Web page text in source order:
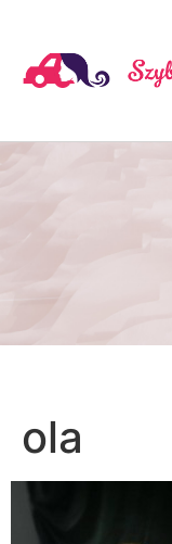
ola